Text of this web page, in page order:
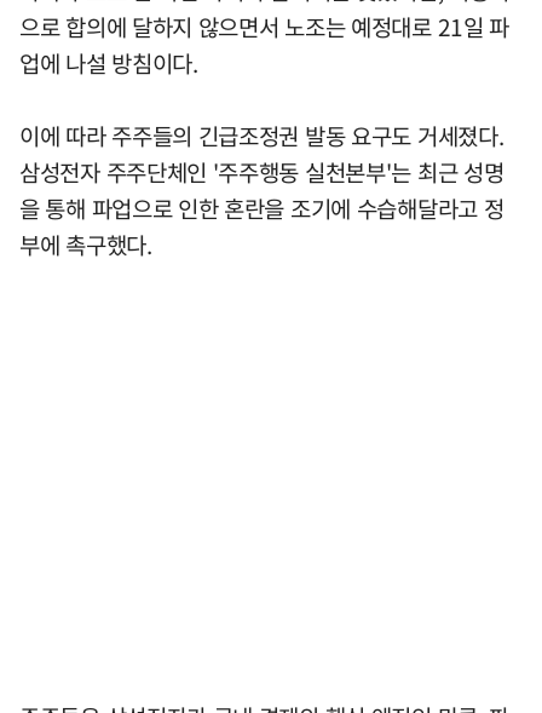
으로 합의에 달하지 않으면서 노조는 예정대로 21일 파
업에 나설 방침이다.
이에 따라 주주들의 긴급조정권 발동 요구도 거세졌다.
삼성전자 주주단체인 '주주행동 실천본부'는 최근 성명
을 통해 파업으로 인한 혼란을 조기에 수습해달라고 정
부에 촉구했다.